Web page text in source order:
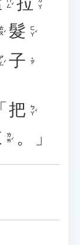
ㄇㄥˇ ㄌㄚ
ˊ 髮 ㄈㄚˇ
ˊ 子 ˙ㄗ
把 ㄅㄚˇ
ㄌㄞˊ 。」